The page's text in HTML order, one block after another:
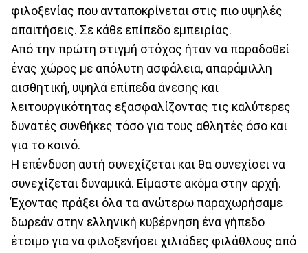
φιλοξενίας που ανταποκρίνεται στις πιο υψηλές
απαιτήσεις. Σε κάθε επίπεδο εμπειρίας.
Από την πρώτη στιγμή στόχος ήταν να παραδοθεί
ένας χώρος με απόλυτη ασφάλεια, απαράμιλλη
αισθητική, υψηλά επίπεδα άνεσης και
λειτουργικότητας εξασφαλίζοντας τις καλύτερες
δυνατές συνθήκες τόσο για τους αθλητές όσο και
για το κοινό.
Η επένδυση αυτή συνεχίζεται και θα συνεχίσει να
συνεχίζεται δυναμικά. Είμαστε ακόμα στην αρχή.
Έχοντας πράξει όλα τα ανώτερω παραχωρήσαμε
δωρεάν στην ελληνική κυβέρνηση ένα γήπεδο
έτοιμο για να φιλοξενήσει χιλιάδες φιλάθλους από